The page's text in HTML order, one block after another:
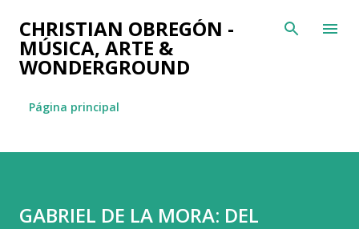
Ir al contenido principal
CHRISTIAN OBREGÓN -
MÚSICA, ARTE &
WONDERGROUND
Página principal
GABRIEL DE LA MORA: DEL